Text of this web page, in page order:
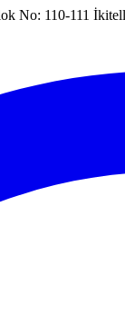
No: 110-111